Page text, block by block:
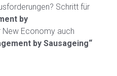
Schritt für
by
New Economy auch
by Sausageing“